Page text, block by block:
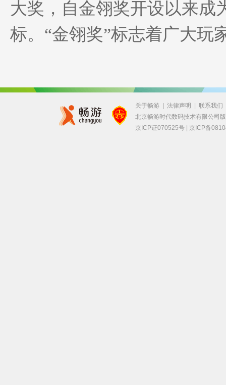
大奖，自金翎奖开设以来成
标。“金翎奖”标志着广大玩
关于畅游 |法律声明 |联系我们
北京畅游时代数码技术有限公司
京ICP证070525号 |京ICP备